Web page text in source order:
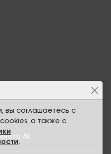
вы соглашаетесь с
а также с
.
8Е